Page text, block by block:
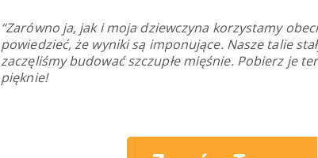
“Zarówno ja, jak i moja dziewczyna korzystamy
powiedzieć, że wyniki są imponujące. Nasze talie
zaczęliśmy budować szczupłe mięśnie. Pobierz je
pięknie!